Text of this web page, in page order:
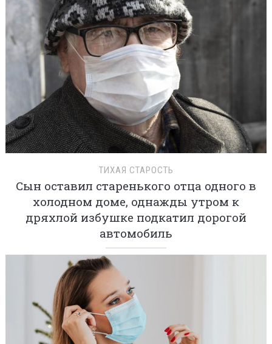
ТИХАЯ СТАРОСТЬ
Сын оставил старенького отца одного в
холодном доме, однажды утром к
дряхлой избушке подкатил дорогой
автомобиль